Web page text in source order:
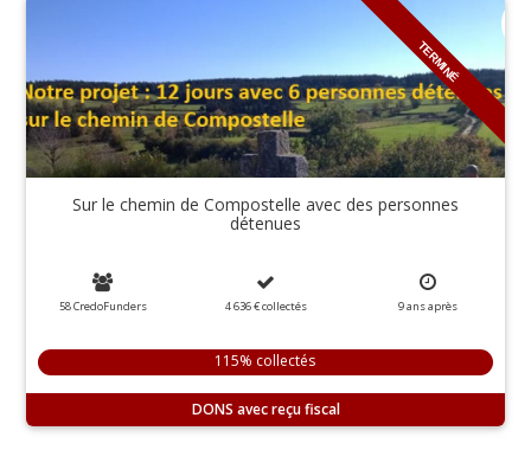
TERMINÉ
Sur le chemin de Compostelle avec des personnes
détenues
58 CredoFunders 4 636 €collectés 9ansaprès
115% collectés
DONS